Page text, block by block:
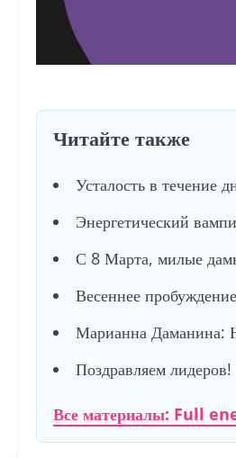
Читайте также
Усталость в течение
Энергетический
С 8 Марта, милые
Весеннее
Марианна Даманина:
Поздравляем
Все материалы: Full